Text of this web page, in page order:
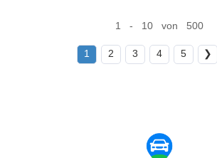
1 - 10 von 500
1 2 3 4 5 ❯